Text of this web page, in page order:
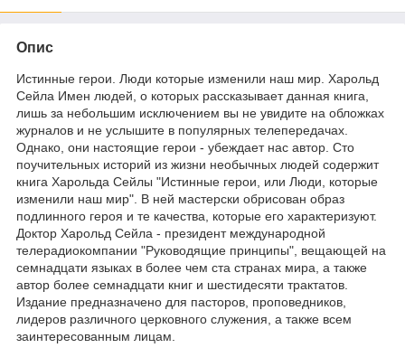
Опис
Истинные герои. Люди которые изменили наш мир. Харольд
Сейла Имен людей, о которых рассказывает данная книга,
лишь за небольшим исключением вы не увидите на обложках
журналов и не услышите в популярных телепередачах.
Однако, они настоящие герои - убеждает нас автор. Сто
поучительных историй из жизни необычных людей содержит
книга Харольда Сейлы "Истинные герои, или Люди, которые
изменили наш мир". В ней мастерски обрисован образ
подлинного героя и те качества, которые его характеризуют.
Доктор Харольд Сейла - президент международной
телерадиокомпании "Руководящие принципы", вещающей на
семнадцати языках в более чем ста странах мира, а также
автор более семнадцати книг и шестидесяти трактатов.
Издание предназначено для пасторов, проповедников,
лидеров различного церковного служения, а также всем
заинтересованным лицам.